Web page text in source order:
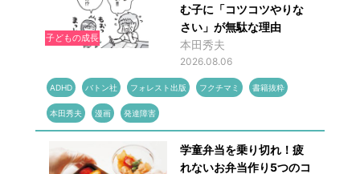
子どもの成長
む子に「コツコツやりな
さい」が無駄な理由
本田秀夫
2026.08.06
ADHD バトン社 フォレスト出版 フクチマミ 書籍抜粋
本田秀夫 漫画 発達障害
学童弁当を乗り切れ！疲
れないお弁当作り5つのコ